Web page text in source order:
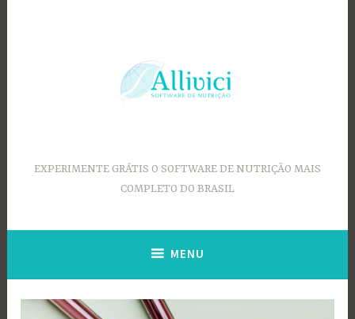
EXPERIMENTE GRÁTIS O SOFTWARE DE NUTRIÇÃO MAIS
COMPLETO DO BRASIL
MENU